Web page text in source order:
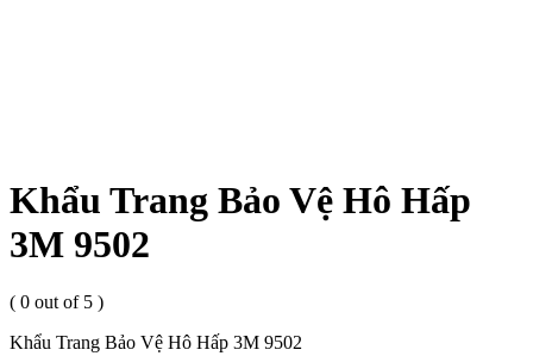
Khẩu Trang Bảo Vệ Hô Hấp
3M 9502
( 0 out of 5 )
Khẩu Trang Bảo Vệ Hô Hấp 3M 9502